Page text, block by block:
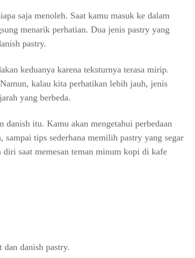
saja menoleh. Saat kamu masuk ke dalam
menarik perhatian. Dua jenis pastry yang
pastry.
keduanya karena teksturnya terasa mirip.
kalau kita perhatikan lebih jauh, jenis
yang berbeda.
danish itu. Kamu akan mengetahui perbedaan
tips sederhana memilih pastry yang segar
saat memesan teman minum kopi di kafe
danish pastry.